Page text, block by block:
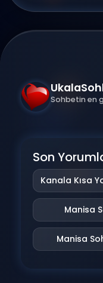
Sohbetin en
Son
Manisa
Manisa